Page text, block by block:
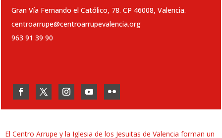
Gran Vía Fernando el Católico, 78. CP 46008, Valencia.
centroarrupe@centroarrupevalencia.org
963 91 39 90
El Centro Arrupe y la Iglesia de los Jesuitas de Valencia forman un